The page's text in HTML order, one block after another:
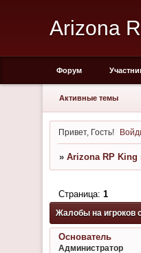
Arizona
Форум
Активные темы
Привет, Гость!
» Arizona RP King
Жалобы на игроков
Страница: 1
Основатель
Администратор